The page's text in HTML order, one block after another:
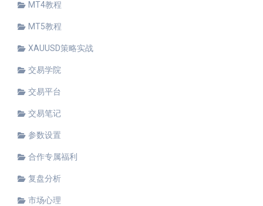
MT4教程
MT5教程
XAUUSD策略实战
交易学院
交易平台
交易笔记
参数设置
合作专属福利
复盘分析
市场心理